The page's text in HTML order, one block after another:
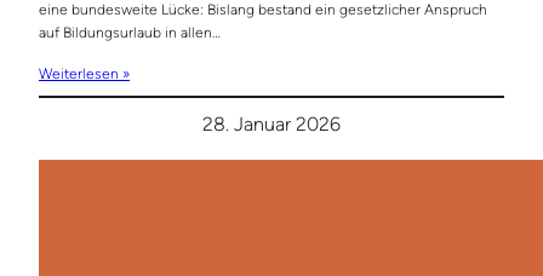
eine bundesweite Lücke: Bislang bestand ein gesetzlicher Anspruch
auf Bildungsurlaub in allen…
Weiterlesen »
28. Januar 2026